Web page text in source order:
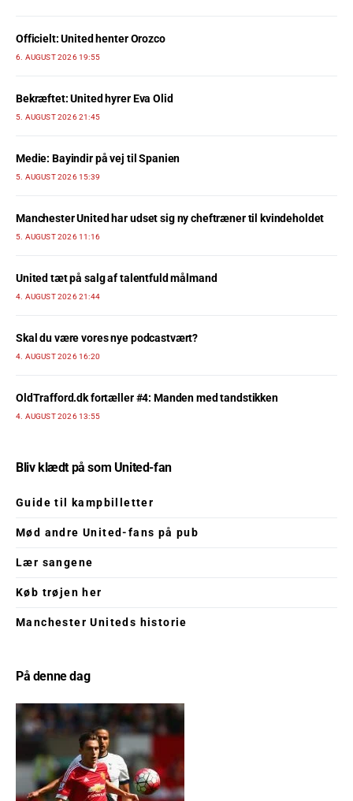
Officielt: United henter Orozco
6. AUGUST 2026 19:55
Bekræftet: United hyrer Eva Olid
5. AUGUST 2026 21:45
Medie: Bayindir på vej til Spanien
5. AUGUST 2026 15:39
Manchester United har udset sig ny cheftræner til kvindeholdet
5. AUGUST 2026 11:16
United tæt på salg af talentfuld målmand
4. AUGUST 2026 21:44
Skal du være vores nye podcastvært?
4. AUGUST 2026 16:20
OldTrafford.dk fortæller #4: Manden med tandstikken
4. AUGUST 2026 13:55
Bliv klædt på som United-fan
Guide til kampbilletter
Mød andre United-fans på pub
Lær sangene
Køb trøjen her
Manchester Uniteds historie
På denne dag